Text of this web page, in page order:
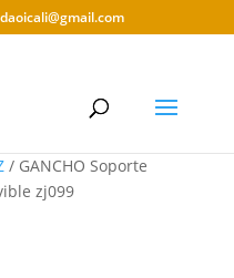
/ GANCHO Soporte
zj099